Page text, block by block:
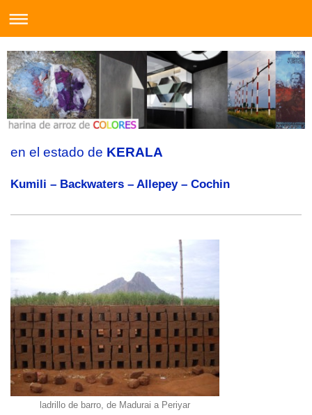
en el estado de KERALA
Kumili – Backwaters – Allepey – Cochin
ladrillo de barro, de Madurai a Periyar